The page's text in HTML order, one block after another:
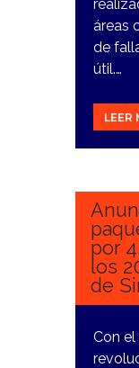
áreas
de
útil.…
LEER
23
por
los
de
Con